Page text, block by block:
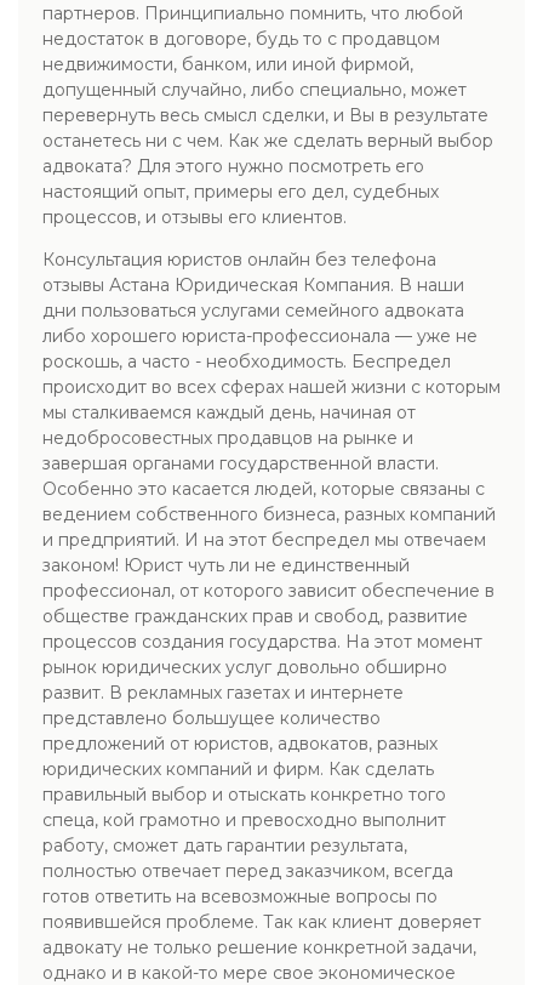
партнеров. Принципиально помнить, что любой
недостаток в договоре, будь то с продавцом
недвижимости, банком, или иной фирмой,
допущенный случайно, либо специально, может
перевернуть весь смысл сделки, и Вы в результате
останетесь ни с чем. Как же сделать верный выбор
адвоката? Для этого нужно посмотреть его
настоящий опыт, примеры его дел, судебных
процессов, и отзывы его клиентов.
Консультация юристов онлайн без телефона
отзывы Астана Юридическая Компания. В наши
дни пользоваться услугами семейного адвоката
либо хорошего юриста-профессионала — уже не
роскошь, а часто - необходимость. Беспредел
происходит во всех сферах нашей жизни с которым
мы сталкиваемся каждый день, начиная от
недобросовестных продавцов на рынке и
завершая органами государственной власти.
Особенно это касается людей, которые связаны с
ведением собственного бизнеса, разных компаний
и предприятий. И на этот беспредел мы отвечаем
законом! Юрист чуть ли не единственный
профессионал, от которого зависит обеспечение в
обществе гражданских прав и свобод, развитие
процессов создания государства. На этот момент
рынок юридических услуг довольно обширно
развит. В рекламных газетах и интернете
представлено большущее количество
предложений от юристов, адвокатов, разных
юридических компаний и фирм. Как сделать
правильный выбор и отыскать конкретно того
спеца, кой грамотно и превосходно выполнит
работу, сможет дать гарантии результата,
полностью отвечает перед заказчиком, всегда
готов ответить на всевозможные вопросы по
появившейся проблеме. Так как клиент доверяет
адвокату не только решение конкретной задачи,
однако и в какой-то мере свое экономическое